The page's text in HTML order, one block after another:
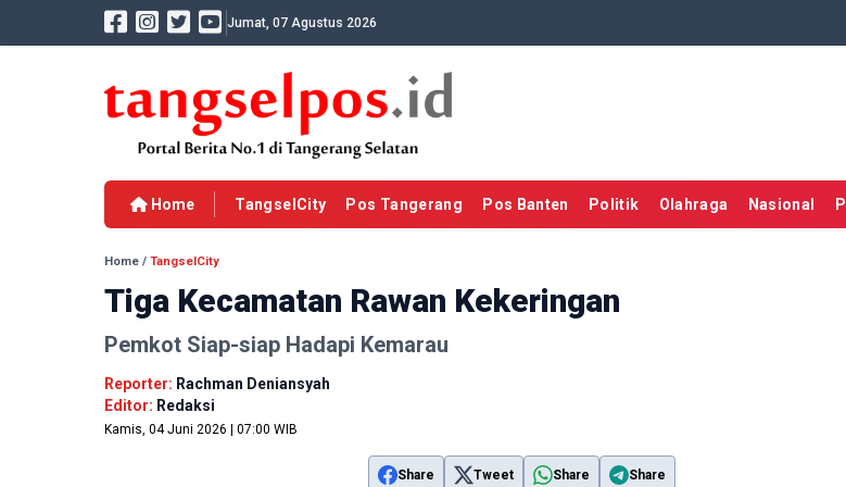
Jumat, 07 Agustus 2026
Home TangselCity Pos Tangerang Pos Banten Politik Olahraga Nasional
Home / TangselCity
Tiga Kecamatan Rawan Kekeringan
Pemkot Siap-siap Hadapi Kemarau
Reporter: Rachman Deniansyah
Editor: Redaksi
Kamis, 04 Juni 2026 | 07:00 WIB
Share Tweet Share Share